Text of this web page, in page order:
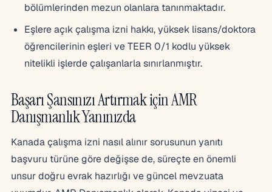
bölümlerinden mezun olanlara tanınmaktadır.
Eşlere açık çalışma izni hakkı, yüksek lisans/doktora
öğrencilerinin eşleri ve TEER 0/1 kodlu yüksek
nitelikli işlerde çalışanlarla sınırlanmıştır.
Başarı Şansınızı Artırmak için AMR
Danışmanlık Yanınızda
Kanada çalışma izni nasıl alınır sorusunun yanıtı
başvuru türüne göre değişse de, süreçte en önemli
unsur doğru evrak hazırlığı ve güncel mevzuata